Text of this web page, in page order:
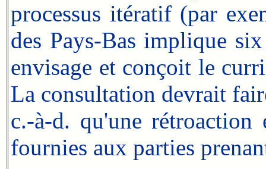
processus itératif (par
des Pays-Bas implique
envisage et conçoit le
La consultation devrait
c.-à-d. qu'une
fournies aux parties